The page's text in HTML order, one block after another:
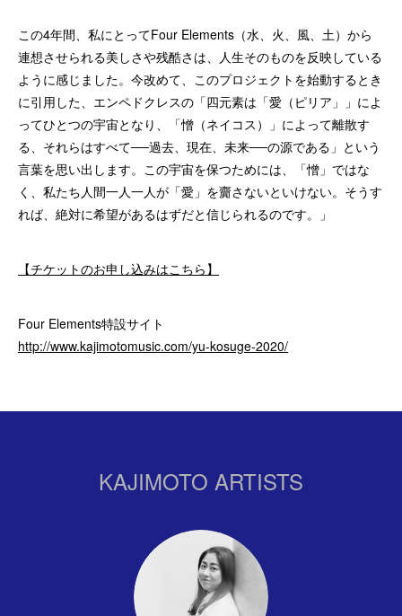
この4年間、私にとってFour Elements（水、火、風、土）から
連想させられる美しさや残酷さは、人生そのものを反映している
ように感じました。今改めて、このプロジェクトを始動するとき
に引用した、エンペドクレスの「四元素は「愛（ピリア」」によ
ってひとつの宇宙となり、「憎（ネイコス）」によって離散す
る、それらはすべて──過去、現在、未来──の源である」という
言葉を思い出します。この宇宙を保つためには、「憎」ではな
く、私たち人間一人一人が「愛」を齎さないといけない。そうす
れば、絶対に希望があるはずだと信じられるのです。」
【チケットのお申し込みはこちら】
Four Elements特設サイト
http://www.kajimotomusic.com/yu-kosuge-2020/
KAJIMOTO ARTISTS